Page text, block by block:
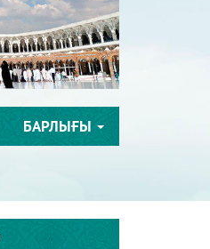
БАРЛЫҒЫ